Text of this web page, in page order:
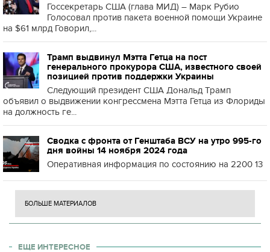
Госсекретарь США (глава МИД) – Марк Рубио
Голосовал против пакета военной помощи Украине
на $61 млрд Говорил,...
Трамп выдвинул Мэтта Гетца на пост
генерального прокурора США, известного своей
позицией против поддержки Украины
Следующий президент США Дональд Трамп
объявил о выдвижении конгрессмена Мэтта Гетца из Флориды
на должность ге...
Сводка с фронта от Генштаба ВСУ на утро 995-го
дня войны 14 ноября 2024 года
Оперативная информация по состоянию на 2200 13
БОЛЬШЕ МАТЕРИАЛОВ
ЕЩЕ ИНТЕРЕСНОЕ